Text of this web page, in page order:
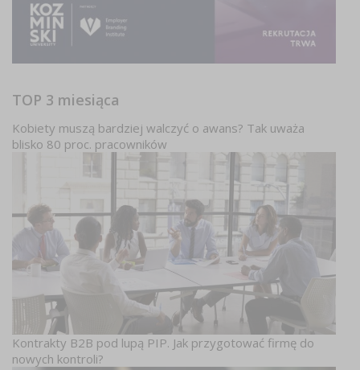
TOP 3 miesiąca
Kobiety muszą bardziej walczyć o awans? Tak uważa
blisko 80 proc. pracowników
Kontrakty B2B pod lupą PIP. Jak przygotować firmę do
nowych kontroli?